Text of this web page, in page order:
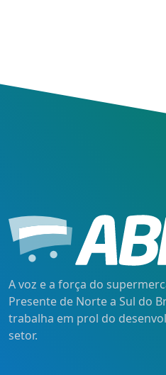
A voz e a força do
Presente de Norte a Sul do
trabalha em prol do
setor.